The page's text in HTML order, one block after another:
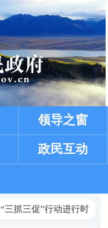
领导之窗
政民互动
“三抓三促”行动进行时